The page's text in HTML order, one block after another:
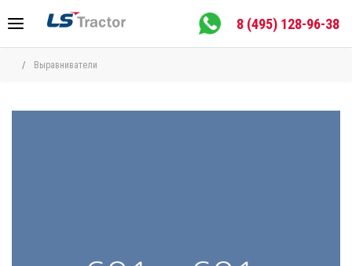
8 (495) 128-96-38
Выравниватели